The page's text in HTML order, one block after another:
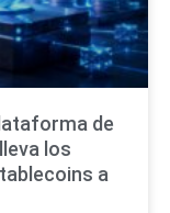
de
los
a